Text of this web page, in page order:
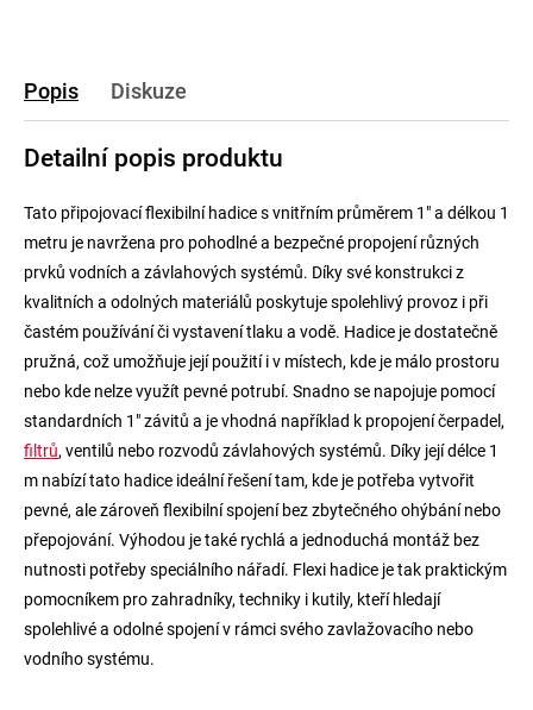
Popis Diskuze
Detailní popis produktu
Tato připojovací flexibilní hadice s vnitřním průměrem 1" a délkou 1
metru je navržena pro pohodlné a bezpečné propojení různých
prvků vodních a závlahových systémů. Díky své konstrukci z
kvalitních a odolných materiálů poskytuje spolehlivý provoz i při
častém používání či vystavení tlaku a vodě. Hadice je dostatečně
pružná, což umožňuje její použití i v místech, kde je málo prostoru
nebo kde nelze využít pevné potrubí. Snadno se napojuje pomocí
standardních 1" závitů a je vhodná například k propojení čerpadel,
filtrů, ventilů nebo rozvodů závlahových systémů. Díky její délce 1
m nabízí tato hadice ideální řešení tam, kde je potřeba vytvořit
pevné, ale zároveň flexibilní spojení bez zbytečného ohýbání nebo
přepojování. Výhodou je také rychlá a jednoduchá montáž bez
nutnosti potřeby speciálního nářadí. Flexi hadice je tak praktickým
pomocníkem pro zahradníky, techniky i kutily, kteří hledají
spolehlivé a odolné spojení v rámci svého zavlažovacího nebo
vodního systému.